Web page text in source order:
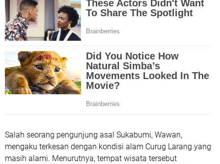
Salah seorang pengunjung asal Sukabumi, Wawan,
mengaku terkesan dengan kondisi alam Curug Larang yang
masih alami. Menurutnya, tempat wisata tersebut